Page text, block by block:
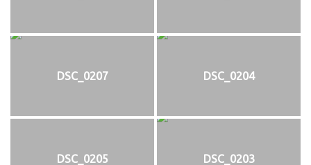
DSC_0207 DSC_0204
DSC_0205 DSC_0203